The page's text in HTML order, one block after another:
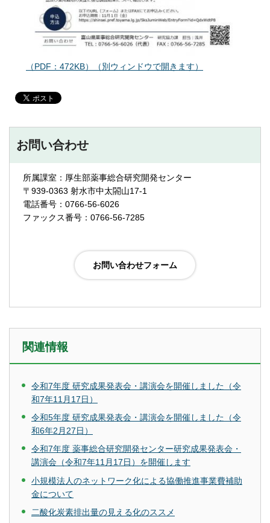
（PDF：472KB）（別ウィンドウで開きます）
お問い合わせ
所属課室：厚生部薬事総合研究開発センター
〒939-0363 射水市中太閤山17-1
電話番号：0766-56-6026
ファックス番号：0766-56-7285
関連情報
令和7年度 研究成果発表会・講演会を開催しました（令
和7年11月17日）
令和5年度 研究成果発表会・講演会を開催しました（令
和6年2月27日）
令和7年度 薬事総合研究開発センター研究成果発表会・
講演会（令和7年11月17日）を開催します
小規模法人のネットワーク化による協働推進事業費補助
金について
二酸化炭素排出量の見える化のススメ